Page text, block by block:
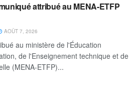
attribué au MENA-ETFP
AOÛT 7, 2026
au ministère de l'Éducation
de l'Enseignement technique et de
(MENA-ETFP)...